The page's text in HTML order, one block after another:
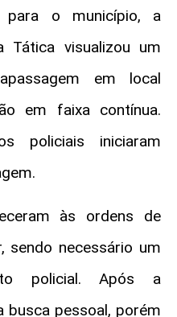
para o município, a
Tática visualizou um
em local
em faixa contínua.
policiais iniciaram
às ordens de
sendo necessário um
policial. Após a
busca pessoal, porém